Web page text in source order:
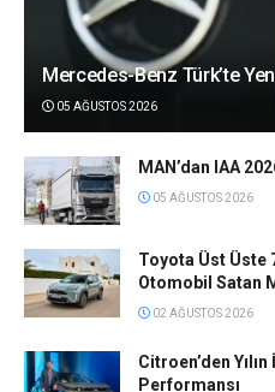
Mercedes-Benz Türk’te
05 AĞUSTOS 2026
MAN’dan IAA
05 AĞUSTOS 2026
Toyota Üst Üste
Otomobil Satan
02 AĞUSTOS 2026
Citroen’den
Performansı